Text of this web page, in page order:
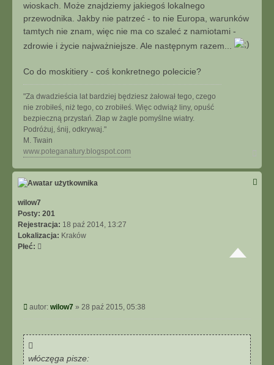
ó
c
ę
a
wioskach. Może znajdziemy jakiegoś lokalnego
przewodnika. Jakby nie patrzeć - to nie Europa, warunków
tamtych nie znam, więc nie ma co szaleć z namiotami -
zdrowie i życie najważniejsze. Ale następnym razem...
Co do moskitiery - coś konkretnego polecicie?
"Za dwadzieścia lat bardziej będziesz żałował tego, czego
nie zrobiłeś, niż tego, co zrobiłeś. Więc odwiąż liny, opuść
bezpieczną przystań. Złap w żagle pomyślne wiatry.
Podróżuj, śnij, odkrywaj."
M. Twain
www.poteganatury.blogspot.com
g
ó
wilow7
Posty: 201
Rejestracja: 18 paź 2014, 13:27
Lokalizacja: Kraków
Płeć:
Pautor: wilow7 » 28 paź 2015, 05:38
włóczęga pisze: